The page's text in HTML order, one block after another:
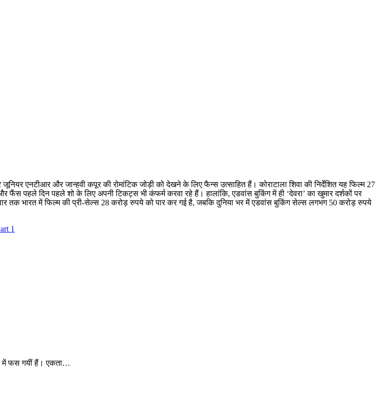
एनटीआर और जान्हवी कपूर की रोमांटिक जोड़ी को देखने के लिए फैन्स उत्साहित हैं। कोराटाला शिवा की निर्देशित यह फिल्म 27
फैंस पहले दिन पहले शो के लिए अपनी टिकट्स भी कंफर्म करवा रहे हैं। हालांकि, एडवांस बुकिंग में ही ‘देवरा’ का खुमार दर्शकों पर
तक भारत में फिल्म की प्री-सेल्स 28 करोड़ रुपये को पार कर गई है, जबकि दुनिया भर में एडवांस बुकिंग सेल्स लगभग 50 करोड़ रुपये
1
में फस गयीं हैं। एकता…